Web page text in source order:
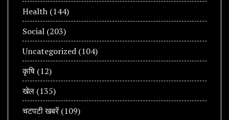
Health (144)
Social (203)
Uncategorized (104)
कृषि (12)
खेल (135)
चटपटी खबरें(109)